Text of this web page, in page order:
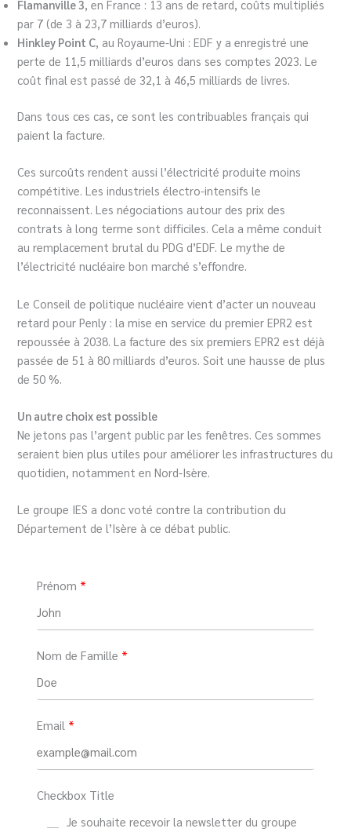
Flamanville 3, en France : 13 ans de retard, coûts multipliés
par 7 (de 3 à 23,7 milliards d’euros).
Hinkley Point C, au Royaume-Uni : EDF y a enregistré une
perte de 11,5 milliards d’euros dans ses comptes 2023. Le
coût final est passé de 32,1 à 46,5 milliards de livres.
Dans tous ces cas, ce sont les contribuables français qui
paient la facture.
Ces surcoûts rendent aussi l’électricité produite moins
compétitive. Les industriels électro-intensifs le
reconnaissent. Les négociations autour des prix des
contrats à long terme sont difficiles. Cela a même conduit
au remplacement brutal du PDG d’EDF. Le mythe de
l’électricité nucléaire bon marché s’effondre.
Le Conseil de politique nucléaire vient d’acter un nouveau
retard pour Penly : la mise en service du premier EPR2 est
repoussée à 2038. La facture des six premiers EPR2 est déjà
passée de 51 à 80 milliards d’euros. Soit une hausse de plus
de 50 %.
Un autre choix est possible
Ne jetons pas l’argent public par les fenêtres. Ces sommes
seraient bien plus utiles pour améliorer les infrastructures du
quotidien, notamment en Nord-Isère.
Le groupe IES a donc voté contre la contribution du
Département de l’Isère à ce débat public.
Prénom
Nom de Famille
Email
Checkbox Title
Je souhaite recevoir la newsletter du groupe